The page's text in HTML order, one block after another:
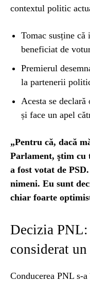
contextul politic
Tomac susține
beneficiat de
Premierul
la partenerii
Acesta se
și face un apel
„Pentru că, dacă
Parlament, ştim cu
a fost votat de
nimeni. Eu sunt
chiar foarte
Decizia
considerat
Conducerea PNL s-